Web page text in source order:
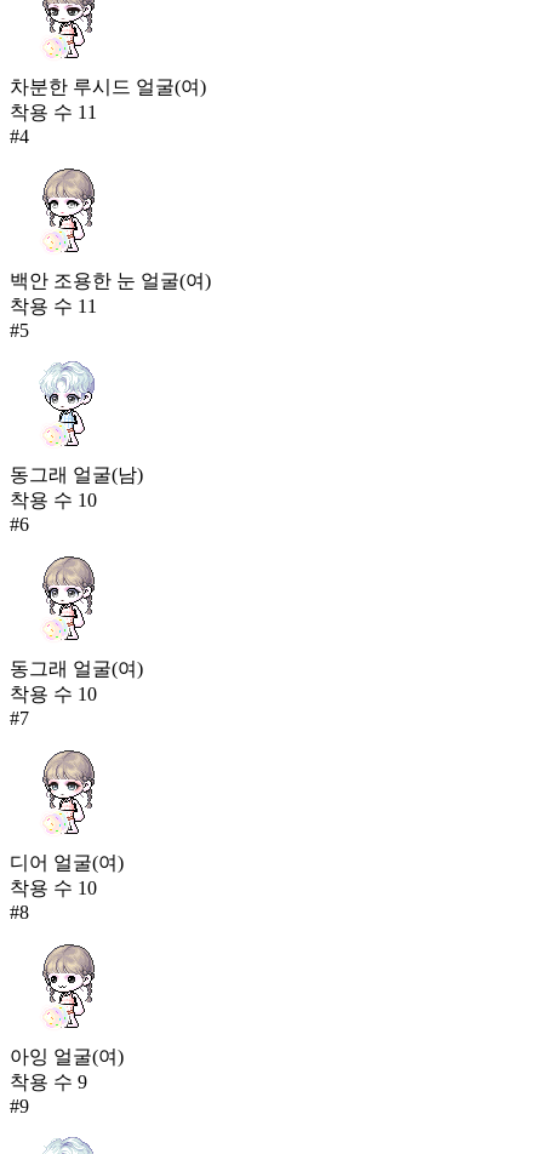
차분한 루시드 얼굴(여)
착용 수 11
#4
백안 조용한 눈 얼굴(여)
착용 수 11
#5
동그래 얼굴(남)
착용 수 10
#6
동그래 얼굴(여)
착용 수 10
#7
디어 얼굴(여)
착용 수 10
#8
아잉 얼굴(여)
착용 수 9
#9